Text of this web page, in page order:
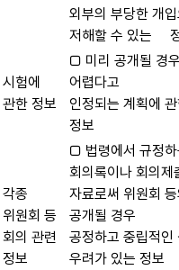
외부의 부당한 개
저해할 수 있는
시험에
관한 정보
□ 미리 공개될 경
어렵다고
인정되는 계획에
정보
각종
위원회 등
회의 관련
정보
□ 법령에서 규정하
회의록이나 회의제
자료로써 위원회
공개될 경우
공정하고 중립적인
우려가 있는 정보